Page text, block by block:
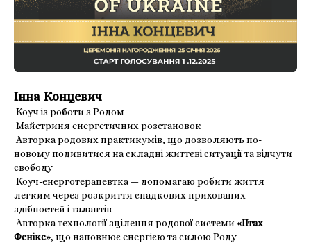
Інна Концевич
Коуч із роботи з Родом
Майстриня енергетичних розстановок
Авторка родових практикумів, що дозволяють по-
новому подивитися на складні життєві ситуації та відчути
свободу
Коуч-енерготерапевтка — допомагаю робити життя
легким через розкриття спадкових прихованих
здібностей і талантів
Авторка технології зцілення родової системи «Птах
Фенікс», що наповнює енергією та силою Роду